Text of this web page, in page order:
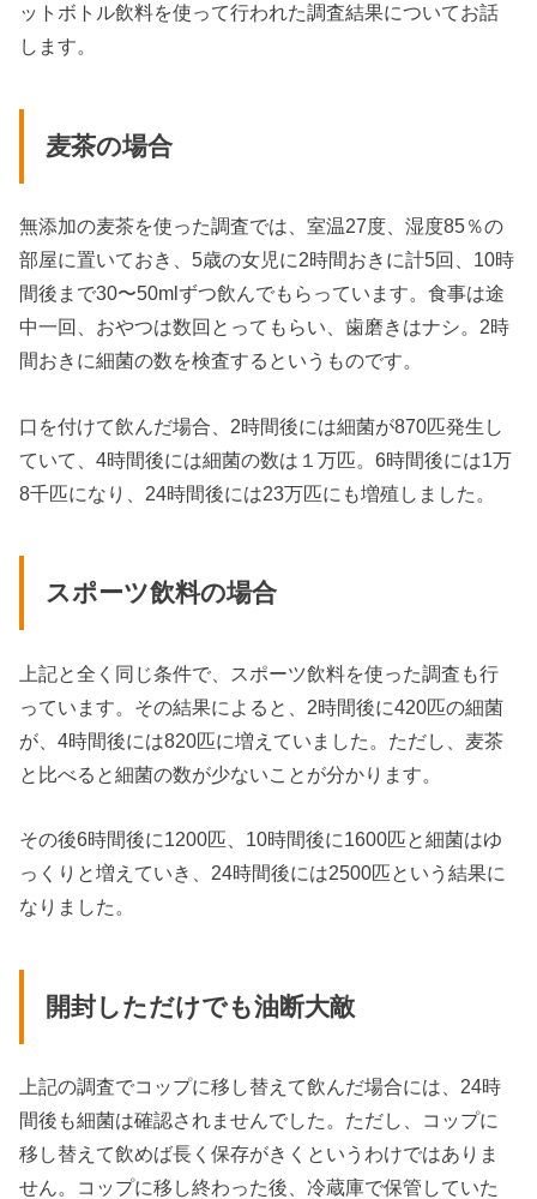
ットボトル飲料を使って行われた調査結果についてお話
します。
麦茶の場合
無添加の麦茶を使った調査では、室温27度、湿度85％の
部屋に置いておき、5歳の女児に2時間おきに計5回、10時
間後まで30〜50mlずつ飲んでもらっています。食事は途
中一回、おやつは数回とってもらい、歯磨きはナシ。2時
間おきに細菌の数を検査するというものです。
口を付けて飲んだ場合、2時間後には細菌が870匹発生し
ていて、4時間後には細菌の数は１万匹。6時間後には1万
8千匹になり、24時間後には23万匹にも増殖しました。
スポーツ飲料の場合
上記と全く同じ条件で、スポーツ飲料を使った調査も行
っています。その結果によると、2時間後に420匹の細菌
が、4時間後には820匹に増えていました。ただし、麦茶
と比べると細菌の数が少ないことが分かります。
その後6時間後に1200匹、10時間後に1600匹と細菌はゆ
っくりと増えていき、24時間後には2500匹という結果に
なりました。
開封しただけでも油断大敵
上記の調査でコップに移し替えて飲んだ場合には、24時
間後も細菌は確認されませんでした。ただし、コップに
移し替えて飲めば長く保存がきくというわけではありま
せん。コップに移し終わった後、冷蔵庫で保管していた